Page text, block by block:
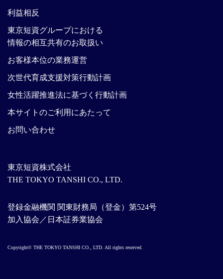
東京短資株式会社
THE TOKYO TANSHI CO., LTD.
登録金融機関 関東財務局（登金）第524号
加入協会／日本証券業協会
利益相反
東京短資グループにおける
情報の相互共有のお取扱い
お客様本位の業務運営
次世代育成支援対策行動計画
女性活躍推進法に基づく行動計画
本サイトのご利用にあたって
お問い合わせ
Copyright© THE TOKYO TANSHI CO., LTD. All rights reserved.